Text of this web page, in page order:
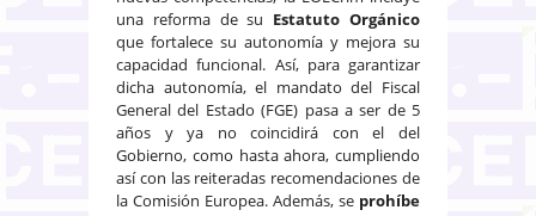
una reforma de su Estatuto Orgánico
que fortalece su autonomía y mejora su
capacidad funcional. Así, para garantizar
dicha autonomía, el mandato del Fiscal
General del Estado (FGE) pasa a ser de 5
años y ya no coincidirá con el del
Gobierno, como hasta ahora, cumpliendo
así con las reiteradas recomendaciones de
la Comisión Europea. Además, se prohíbe